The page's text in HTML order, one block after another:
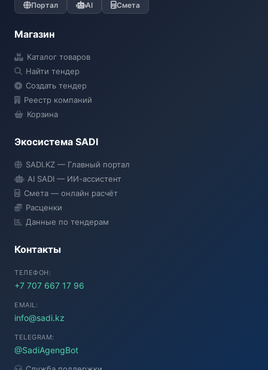
Портал AI Смета
Магазин
Каталог товаров
Найти тендер
Создать тендер
Реестр компаний
Корзина
Экосистема SADI
SADI.KZ — Главный портал
AI SADI — ИИ-ассистент
Смета — онлайн расчёт
Расценки
Данные по тендерам
Контакты
ТЕЛЕФОН:
+7 707 667 17 96
EMAIL:
info@sadi.kz
TELEGRAM:
@SadiAgengBot
● Подключение...